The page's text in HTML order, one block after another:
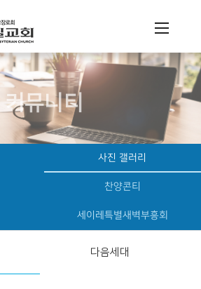
커뮤니티
사진 갤러리
찬양콘티
세이레특별새벽부흥회
다음세대